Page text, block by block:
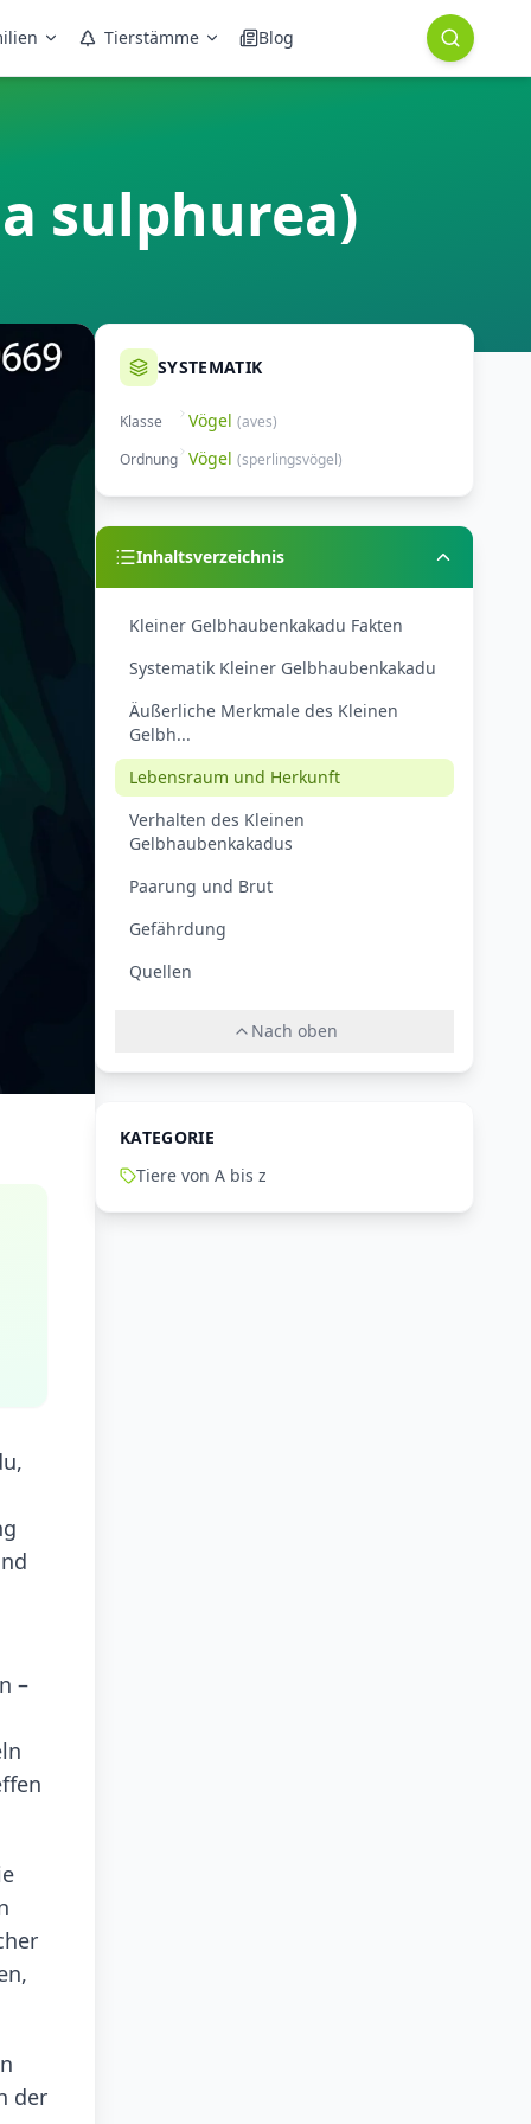
Tierstämme Blog
sulphurea)
–
der
SYSTEMATIK
Klasse Vögel (aves)
Ordnung Vögel (sperlingsvögel)
Inhaltsverzeichnis
Kleiner Gelbhaubenkakadu Fakten
Systematik Kleiner Gelbhaubenkakadu
Äußerliche Merkmale des Kleinen
Gelbh...
Lebensraum und Herkunft
Verhalten des Kleinen
Gelbhaubenkakadus
Paarung und Brut
Gefährdung
Quellen
Nach oben
KATEGORIE
Tiere von A bis z